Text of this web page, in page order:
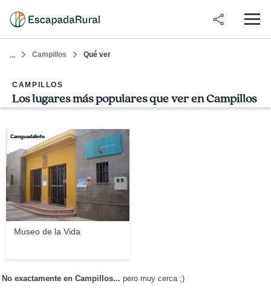
... Campillos Qué ver
CAMPILLOS
Los lugares más populares que ver en Campillos
Museo de la Vida
Camguadalinfo
No exactamente en Campillos... pero muy cerca ;)